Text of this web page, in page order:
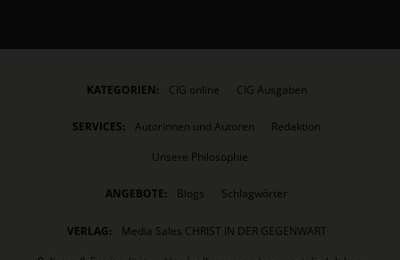
KATEGORIEN: CIG online CIG Ausgaben
SERVICES: Autorinnen und Autoren
Redaktion
Unsere Philosophie
ANGEBOTE: Blogs Schlagwörter
VERLAG:
Media Sales CHRIST IN DER GEGENWART